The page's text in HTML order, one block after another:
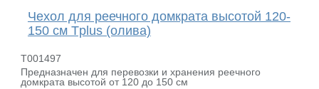
Чехол для реечного домкрата высотой 120-
150 см Tplus (олива)
T001497
Предназначен для перевозки и хранения реечного
домкрата высотой от 120 до 150 см